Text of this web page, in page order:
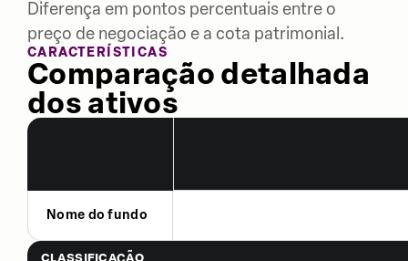
Diferença em pontos percentuais entre o
preço de negociação e a cota patrimonial.
CARACTERÍSTICAS
Comparação detalhada
dos ativos
Nome do fundo
CLASSIFICAÇÃO